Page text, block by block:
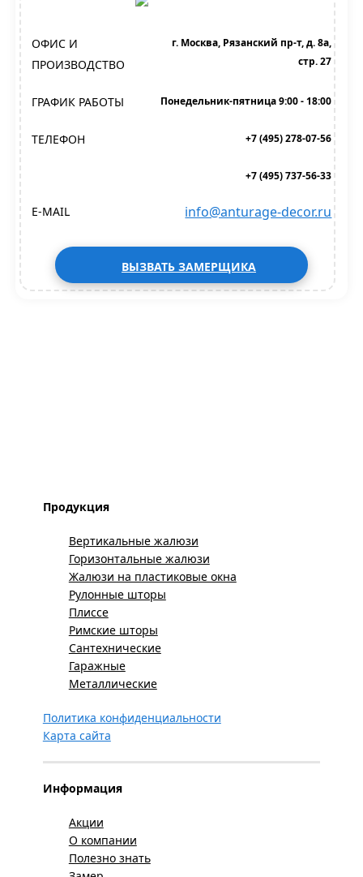
ОФИС И
ПРОИЗВОДСТВО
г. Москва, Рязанский пр-т, д. 8а,
стр. 27
ГРАФИК РАБОТЫ Понедельник-пятница 9:00 - 18:00
ТЕЛЕФОН +7 (495) 278-07-56
+7 (495) 737-56-33
E-MAIL info@anturage-decor.ru
ВЫЗВАТЬ ЗАМЕРЩИКА
Продукция
Вертикальные жалюзи
Горизонтальные жалюзи
Жалюзи на пластиковые окна
Рулонные шторы
Плиссе
Римские шторы
Сантехнические
Гаражные
Металлические
Политика конфиденциальности
Карта сайта
Информация
Акции
О компании
Полезно знать